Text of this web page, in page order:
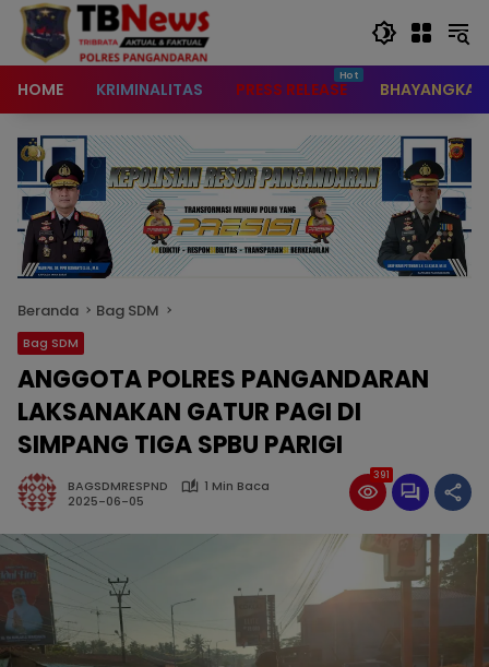
content
HOME KRIMINALITAS PRESS RELEASE BHAYANGKARI
Beranda Bag SDM
Bag SDM
ANGGOTA POLRES PANGANDARAN
LAKSANAKAN GATUR PAGI DI
SIMPANG TIGA SPBU PARIGI
BAGSDMRESPND
1 Min Baca
2025-06-05
391